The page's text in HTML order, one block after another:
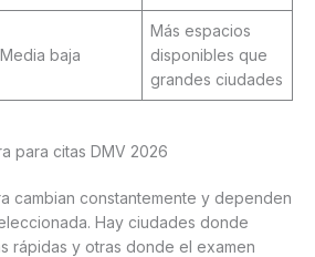
Media baja
Más espacios
disponibles que
grandes ciudades
para citas DMV 2026
cambian constantemente y dependen
Hay ciudades donde
rápidas y otras donde el examen